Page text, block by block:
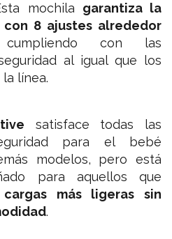
mochila garantiza la
8 ajustes alrededor
con las
al igual que los
línea.
satisface todas las
para el bebé
modelos, pero está
para aquellos que
cargas más ligeras sin
.